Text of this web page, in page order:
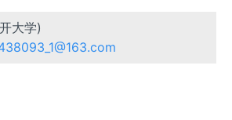
大学)